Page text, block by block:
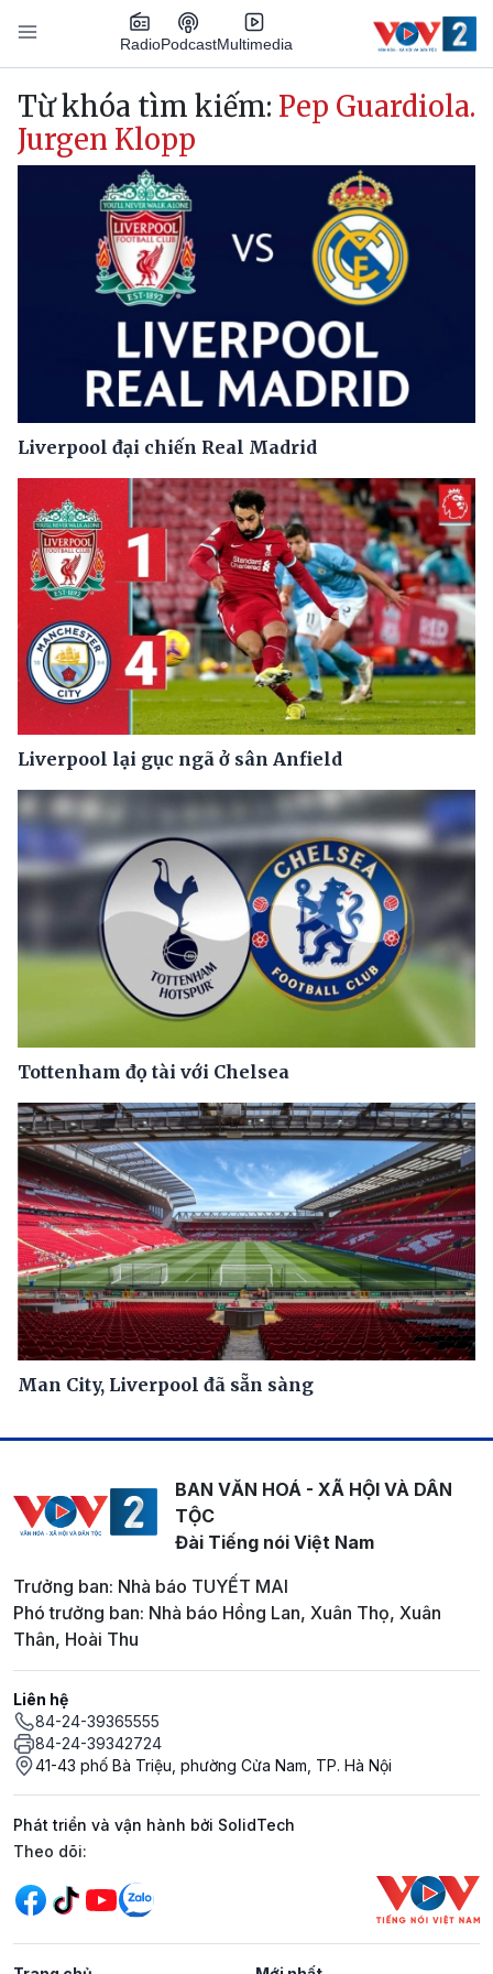
Nhảy đến nội dung
RadioPodcastMultimedia
Main navigation
Từ khóa tìm kiếm: Pep Guardiola.
Jurgen Klopp
Liverpool đại chiến Real Madrid
Liverpool lại gục ngã ở sân Anfield
Tottenham đọ tài với Chelsea
Man City, Liverpool đã sẵn sàng
BAN VĂN HOÁ - XÃ HỘI VÀ DÂN
TỘC
Đài Tiếng nói Việt Nam
Trưởng ban: Nhà báo TUYẾT MAI
Phó trưởng ban: Nhà báo Hồng Lan, Xuân Thọ, Xuân
Thân, Hoài Thu
Liên hệ
84-24-39365555
84-24-39342724
41-43 phố Bà Triệu, phường Cửa Nam, TP. Hà Nội
Phát triển và vận hành bởi SolidTech
Mạng xã hội
Theo dõi: